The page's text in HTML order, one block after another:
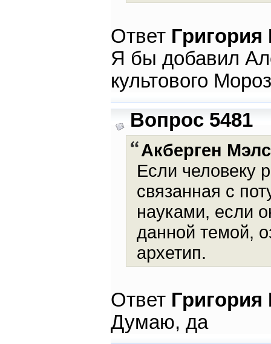
Ответ
Я бы добавил
культового
Вопрос 5481
Акберген Мэлс
Если человеку
связанная с
науками, если
данной темой,
архетип.
Ответ
Думаю, да